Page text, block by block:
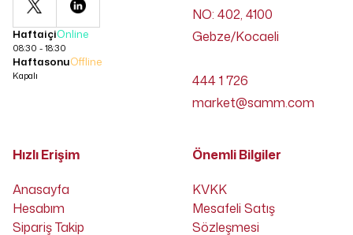
HaftaiçiOnline
08:30 - 18:30
HaftasonuOffline
Kapalı
NO: 402, 4100
Gebze/Kocaeli
444 1 726
market@samm.com
Hızlı Erişim
Anasayfa
Hesabım
Sipariş Takip
Önemli Bilgiler
KVKK
Mesafeli Satış
Sözleşmesi